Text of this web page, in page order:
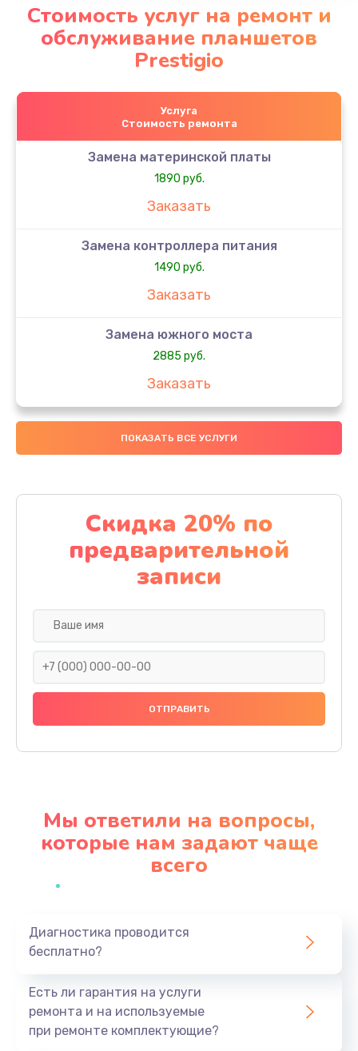
Стоимость услуг на ремонт и
обслуживание планшетов
Prestigio
Услуга
Стоимость ремонта
Замена материнской платы
1890 руб.
Заказать
Замена контроллера питания
1490 руб.
Заказать
Замена южного моста
2885 руб.
Заказать
Чистка от пыли
745 руб.
Настройка ОС
1060 руб.
Заказать
Настройка BIOS
1490 руб.
Заказать
Ремонт разъема питания
Заказать
ПОКАЗАТЬ ВСЕ УСЛУГИ
Скидка 20% по
предварительной
записи
Мы ответили на вопросы,
которые нам задают чаще
всего
Диагностика проводится
бесплатно?
Есть ли гарантия на услуги
ремонта и на используемые
при ремонте комплектующие?